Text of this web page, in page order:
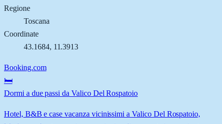
Regione
Toscana
Coordinate
43.1684, 11.3913
Booking.com
🛏️
Dormi a due passi da Valico Del Rospatoio
Hotel, B&B e case vacanza vicinissimi a Valico Del Rospatoio,